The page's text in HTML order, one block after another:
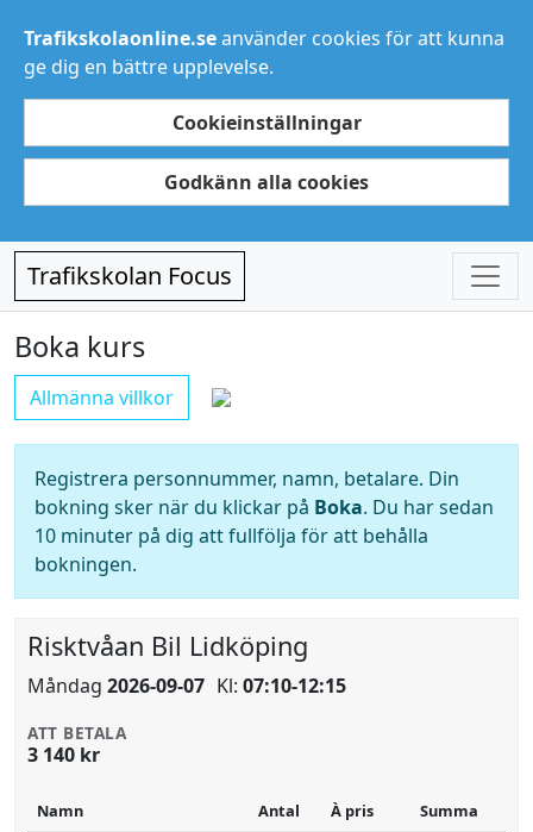
Trafikskolaonline.seanvänder cookies för att kunna
ge dig en bättre upplevelse.
Cookieinställningar
Godkänn alla cookies
Trafikskolan Focus
Boka kurs
Allmänna villkor
Registrera personnummer, namn, betalare. Din
bokning sker när du klickar på Boka. Du har sedan
10 minuter på dig att fullfölja för att behålla
bokningen.
Risktvåan Bil Lidköping
Måndag 2026-09-07 Kl: 07:10-12:15
ATT BETALA
3 140 kr
Namn Antal À pris Summa